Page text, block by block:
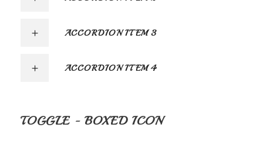
ACCORDION ITEM 3
ACCORDION ITEM 4
TOGGLE - BOXED ICON